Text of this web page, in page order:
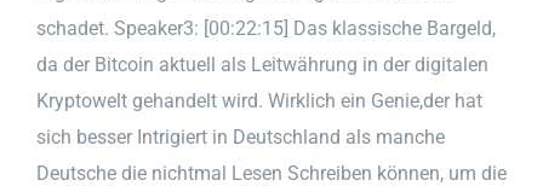
schadet. Speaker3: [00:22:15] Das klassische Bargeld,
da der Bitcoin aktuell als Leitwährung in der digitalen
Kryptowelt gehandelt wird. Wirklich ein Genie,der hat
sich besser Intrigiert in Deutschland als manche
Deutsche die nichtmal Lesen Schreiben können, um die